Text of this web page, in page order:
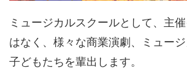
ミュージカルスクールとして、主
はなく、様々な商業演劇、ミュー
子どもたちを輩出します。